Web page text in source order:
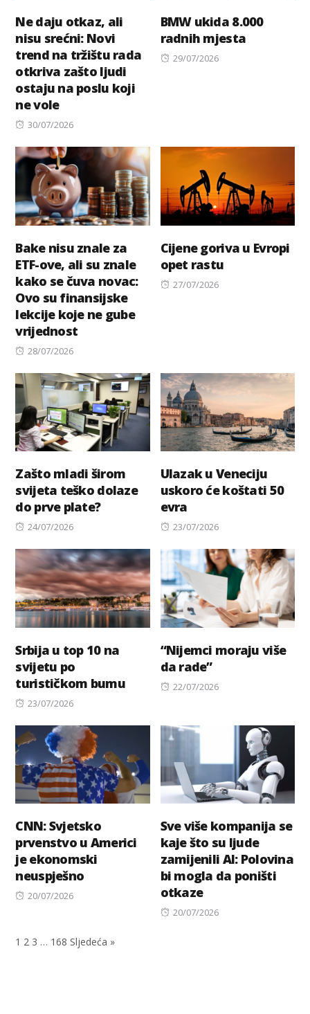
Ne daju otkaz, ali
nisu srećni: Novi
trend na tržištu rada
otkriva zašto ljudi
ostaju na poslu koji
ne vole
Posted
30/07/2026
BMW ukida 8.000
radnih mjesta
Posted
29/07/2026
Bake nisu znale za
ETF-ove, ali su znale
kako se čuva novac:
Ovo su finansijske
lekcije koje ne gube
vrijednost
Posted
28/07/2026
Cijene goriva u Evropi
opet rastu
Posted
27/07/2026
Zašto mladi širom
svijeta teško dolaze
do prve plate?
Posted
24/07/2026
Ulazak u Veneciju
uskoro će koštati 50
evra
Posted
23/07/2026
Srbija u top 10 na
svijetu po
turističkom bumu
Posted
23/07/2026
“Nijemci moraju više
da rade”
Posted
22/07/2026
CNN: Svjetsko
prvenstvo u Americi
je ekonomski
neuspješno
Posted
20/07/2026
Sve više kompanija se
kaje što su ljude
zamijenili AI: Polovina
bi mogla da poništi
otkaze
Posted
20/07/2026
1 2 3 … 168 Sljedeća »